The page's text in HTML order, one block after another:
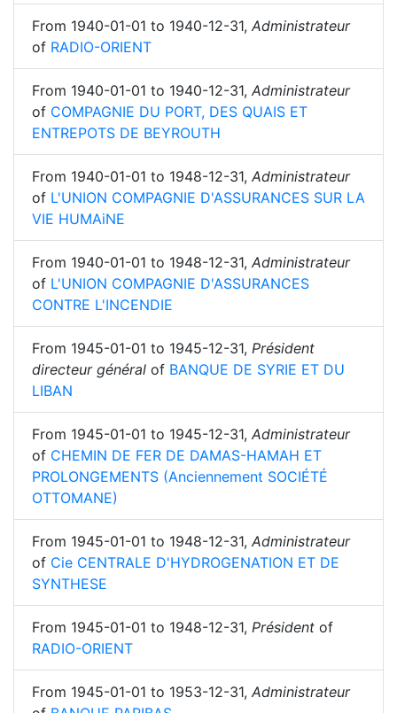
From 1940-01-01 to 1940-12-31, Administrateur
of RADIO-ORIENT
From 1940-01-01 to 1940-12-31, Administrateur
of COMPAGNIE DU PORT, DES QUAIS ET
ENTREPOTS DE BEYROUTH
From 1940-01-01 to 1948-12-31, Administrateur
of L'UNION COMPAGNIE D'ASSURANCES SUR LA
VIE HUMAiNE
From 1940-01-01 to 1948-12-31, Administrateur
of L'UNION COMPAGNIE D'ASSURANCES
CONTRE L'INCENDIE
From 1945-01-01 to 1945-12-31, Président
directeur général of BANQUE DE SYRIE ET DU
LIBAN
From 1945-01-01 to 1945-12-31, Administrateur
of CHEMIN DE FER DE DAMAS-HAMAH ET
PROLONGEMENTS (Anciennement SOCIÉTÉ
OTTOMANE)
From 1945-01-01 to 1948-12-31, Administrateur
of Cie CENTRALE D'HYDROGENATION ET DE
SYNTHESE
From 1945-01-01 to 1948-12-31, Président of
RADIO-ORIENT
From 1945-01-01 to 1953-12-31, Administrateur